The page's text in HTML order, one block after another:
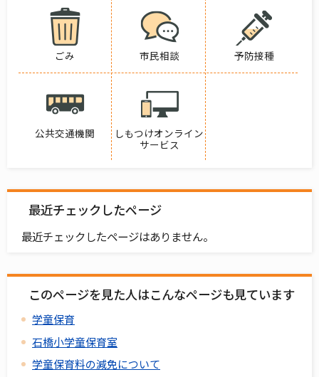
ごみ 市民相談 予防接種
公共交通機関
しもつけオンライン
サービス
最近チェックしたページ
最近チェックしたページはありません。
このページを見た人はこんなページも見ています
学童保育
石橋小学童保育室
学童保育料の減免について